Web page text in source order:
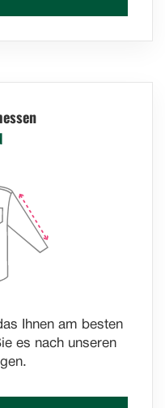
Ihnen am besten
es nach unseren